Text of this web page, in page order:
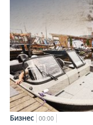
Бизнес 00:00